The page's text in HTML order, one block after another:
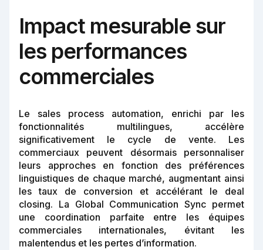
Impact mesurable sur
les performances
commerciales
Le sales process automation, enrichi par les
fonctionnalités multilingues, accélère
significativement le cycle de vente. Les
commerciaux peuvent désormais personnaliser
leurs approches en fonction des préférences
linguistiques de chaque marché, augmentant ainsi
les taux de conversion et accélérant le deal
closing. La Global Communication Sync permet
une coordination parfaite entre les équipes
commerciales internationales, évitant les
malentendus et les pertes d’information.